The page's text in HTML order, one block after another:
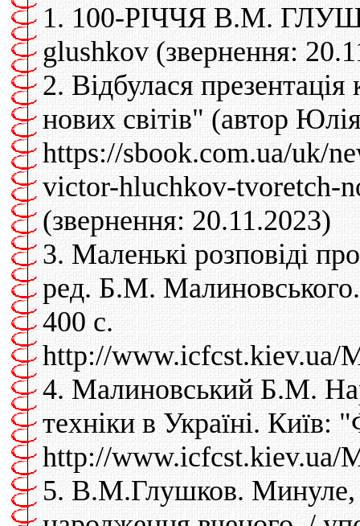
1. 100-РІЧЧЯ В.М.
glushkov (звернення:
2. Відбулася
нових світів" (автор
https://sbook.com.ua/uk/
victor-hluchkov-tvoretch-
(звернення: 20.11.2023)
3. Маленькі розповіді
ред. Б.М.
400 с.
http://www.icfcst.kiev.ua/
4. Малиновський Б.М.
техніки в Україні. Київ:
http://www.icfcst.kiev.ua/
5. В.М.Глушков. Минуле,